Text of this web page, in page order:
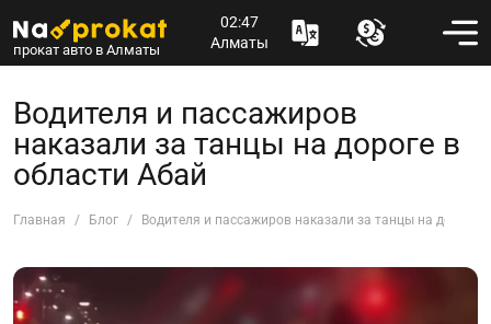
прокат авто в Алматы
02:47
Алматы
Водителя и пассажиров
наказали за танцы на дороге в
области Абай
Главная Блог Водителя и пассажиров наказали за танцы на дороге